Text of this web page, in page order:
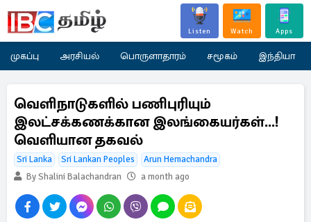
Listen Watch Apps
முகப்பு அரசியல் பொருளாதாரம் சமூகம் இந்தியா
வெளிநாடுகளில் பணிபுரியும்
இலட்சக்கணக்கான இலங்கையர்கள்...!
வெளியான தகவல்
Sri Lanka Sri Lankan Peoples
Arun Hemachandra
By Shalini Balachandran
a month ago